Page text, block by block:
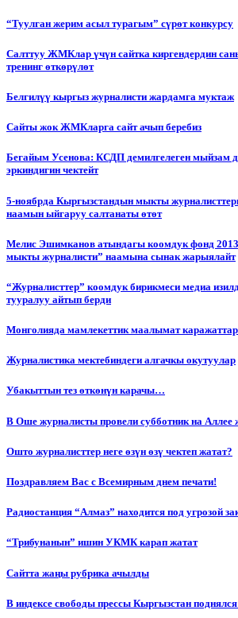
“Туулган жерим асыл турагым” сүрөт конкурсу
Салттуу ЖМКлар үчүн сайтка киргендердин
тренинг өткөрүлөт
Белгилүү кыргыз журналисти жардамга муктаж
Сайты жок ЖМКларга сайт ачып беребиз
Бегайым Усенова: КСДП демилгелеген мыйзам
эркиндигин чектейт
5-ноябрда Кыргызстандын мыкты
наамын ыйгаруу салтанаты өтөт
Мелис Эшимканов атындагы коомдук фонд
мыкты журналисти” наамына сынак жарыялайт
“Журналисттер” коомдук бирикмеси медиа
тууралуу айтып берди
Монголияда мамлекеттик маалымат
Журналистика мектебиндеги алгачкы окутуулар
Убакыттын тез өткөнүн карачы…
В Оше журналисты провели субботник на Аллее
Ошто журналисттер неге өзүн өзү чектеп жатат?
Поздравляем Вас с Всемирным днем печати!
Радиостанция “Алмаз” находится под угрозой
“Трибунанын” ишин УКМК карап жатат
Сайтта жаңы рубрика ачылды
В индексе свободы прессы Кыргызстан